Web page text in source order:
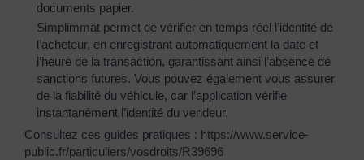
documents papier.
Simplimmat permet de vérifier en temps réel l’identité de
l’acheteur, en enregistrant automatiquement la date et
l’heure de la transaction, garantissant ainsi l’absence de
sanctions futures. Vous pouvez également vous assurer
de la fiabilité du véhicule, car l’application vérifie
instantanément l’identité du vendeur.
Consultez ces guides pratiques : https://www.service-
public.fr/particuliers/vosdroits/R39696